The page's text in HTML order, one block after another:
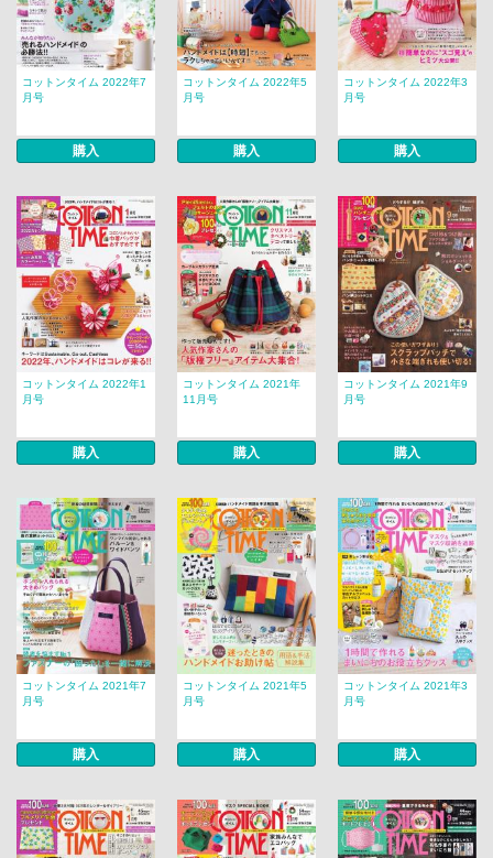
コットンタイム 2022年7
月号
購入
コットンタイム 2022年5
月号
購入
コットンタイム 2022年3
月号
購入
コットンタイム 2022年1
月号
購入
コットンタイム 2021年
11月号
購入
コットンタイム 2021年9
月号
購入
コットンタイム 2021年7
月号
購入
コットンタイム 2021年5
月号
購入
コットンタイム 2021年3
月号
購入